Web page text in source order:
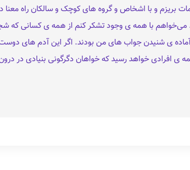
بریزم و با اشخاص و گروه‌ های کوچک و سالکان راه
می‌خواهم با همه‌ ی وجود تشکر کنم از همه‌ ی کسانی که
ی شنیدن جواب های من بودند. اگر این آدم‌ های
ی افرادی خواهد رسید که خواهان دگرگونی بنیادی در